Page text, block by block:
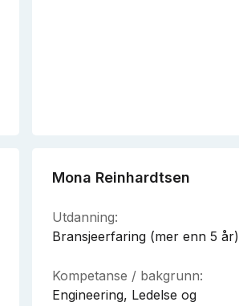
Mona Reinhardtsen
Utdanning:
Bransjeerfaring (mer enn 5 år)
Kompetanse / bakgrunn:
Engineering, Ledelse og